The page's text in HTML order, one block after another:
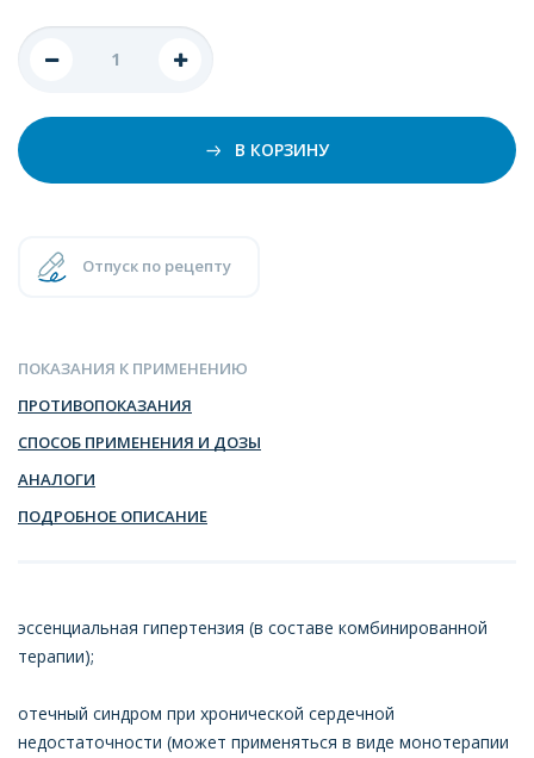
В КОРЗИНУ
Отпуск по рецепту
ПОКАЗАНИЯ К ПРИМЕНЕНИЮ
ПРОТИВОПОКАЗАНИЯ
СПОСОБ ПРИМЕНЕНИЯ И ДОЗЫ
АНАЛОГИ
ПОДРОБНОЕ ОПИСАНИЕ
эссенциальная гипертензия (в составе комбинированной
терапии);
отечный синдром при хронической сердечной
недостаточности (может применяться в виде монотерапии